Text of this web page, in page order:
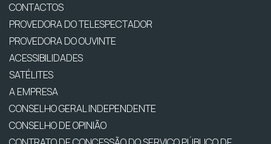
CONTACTOS
PROVEDORA DO TELESPECTADOR
PROVEDORA DO OUVINTE
ACESSIBILIDADES
SATÉLITES
A EMPRESA
CONSELHO GERAL INDEPENDENTE
CONSELHO DE OPINIÃO